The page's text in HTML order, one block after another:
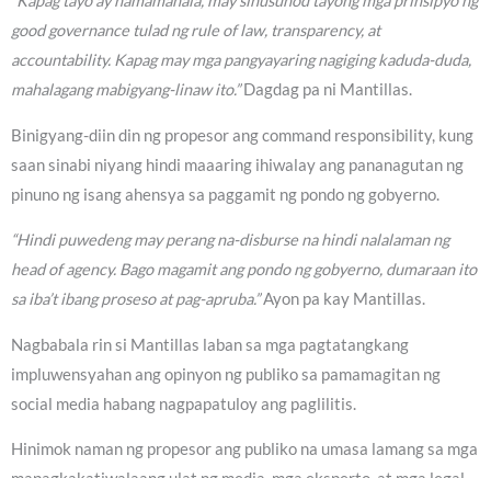
good governance tulad ng rule of law, transparency, at
accountability. Kapag may mga pangyayaring nagiging kaduda-duda,
mahalagang mabigyang-linaw ito.”Dagdag pa ni Mantillas.
Binigyang-diin din ng propesor ang command responsibility, kung
saan sinabi niyang hindi maaaring ihiwalay ang pananagutan ng
pinuno ng isang ahensya sa paggamit ng pondo ng gobyerno.
“Hindi puwedeng may perang na-disburse na hindi nalalaman ng
head of agency. Bago magamit ang pondo ng gobyerno, dumaraan ito
sa iba’t ibang proseso at pag-apruba.”Ayon pa kay Mantillas.
Nagbabala rin si Mantillas laban sa mga pagtatangkang
impluwensyahan ang opinyon ng publiko sa pamamagitan ng
social media habang nagpapatuloy ang paglilitis.
Hinimok naman ng propesor ang publiko na umasa lamang sa mga